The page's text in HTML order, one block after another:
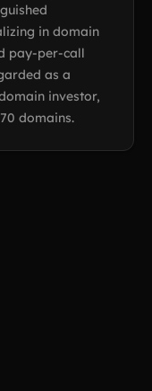
in domain
pay-per-call
as a
investor,
domains.